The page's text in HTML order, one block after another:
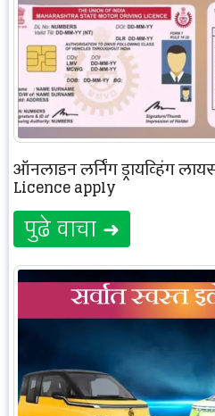
ऑनलाइन लर्निंग ड्रायव्हिंग
Licence apply
पुढे वाचा ➜